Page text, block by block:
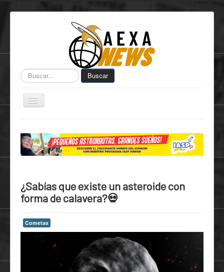
Buscar... Buscar
Toggle
Navigation
Centro de Informática AEXA
AexaSurvey
AEXA USA
¿Sabías que existe un asteroide con
forma de calavera?💀
Cometas